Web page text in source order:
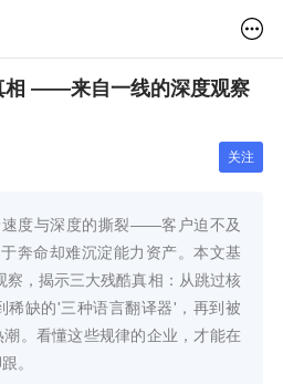
相 ——来自一线的深度观察
关注
速度与深度的撕裂——客户迫不及
奔命却难沉淀能力资产。本文基
察，揭示三大残酷真相：从跳过核
稀缺的'三种语言翻译器'，再到被
。看懂这些规律的企业，才能在
。